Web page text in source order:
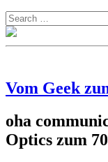
Suchen
nach:
Vom Geek
oha
Optics zum